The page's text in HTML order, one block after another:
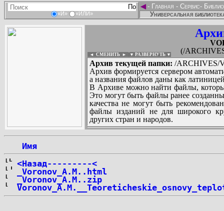
«И» «ИЛИ»
◄- Главная - Сервис-
Универсальная
(/
◄ СМЕНИТЬ ► ▼ РАЗВЕРНУТЬ ▼
Архив текущей папки: /ARCHIVES/
Архив формируется сервером
а названия файлов даны как
В Архиве можно найти файлы,
Это могут быть файлы ранее
качества не могут быть
файлы изданий не для широкого
других стран и народов.
Имя
<Назад---------<
_Voronov_A.M..html
_Voronov_A.M..zip